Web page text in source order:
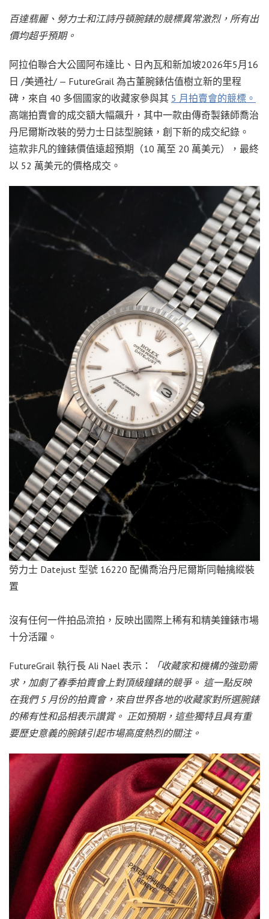
百達翡麗、勞力士和江詩丹頓腕錶的競標異常激烈，所有出
價均超乎預期。
阿拉伯聯合大公國阿布達比、日內瓦和新加坡2026年5月16
日 /美通社/ — FutureGrail 為古董腕錶估值樹立新的里程
碑，來自 40 多個國家的收藏家參與其 5 月拍賣會的競標。
高端拍賣會的成交額大幅飆升，其中一款由傳奇製錶師喬治
丹尼爾斯改裝的勞力士日誌型腕錶，創下新的成交紀錄。
這款非凡的鐘錶價值遠超預期（10 萬至 20 萬美元），最終
以 52 萬美元的價格成交。
勞力士 Datejust 型號 16220 配備喬治丹尼爾斯同軸擒縱裝
置
沒有任何一件拍品流拍，反映出國際上稀有和精美鐘錶市場
十分活躍。
FutureGrail 執行長 Ali Nael 表示：
「收藏家和機構的強勁需
求，加劇了春季拍賣會上對頂級鐘錶的競爭。 這一點反映
在我們 5 月份的拍賣會，來自世界各地的收藏家對所選腕錶
的稀有性和品相表示讚賞。 正如預期，這些獨特且具有重
要歷史意義的腕錶引起市場高度熱烈的關注。